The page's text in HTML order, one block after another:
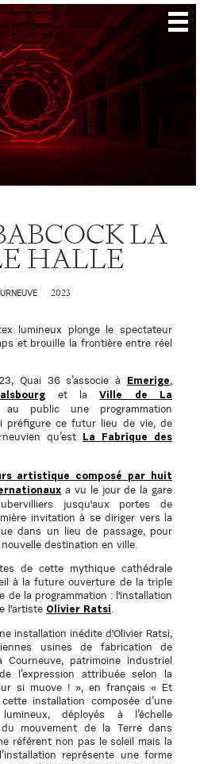
LA
HALLE
2023
lumineux plonge le spectateur
et brouille la frontière entre réel
Quai 36 s’associe à
Emerige,
et laVille de La
public une programmation
préfigure ce futur lieu de vie, de
qu’est
La Fabrique des
artistique composé par huit
a vu le jour de la gare
jusqu'aux portes de
invitation à se diriger vers la
dans un lieu de passage, pour
destination en ville.
de cette mythique cathédrale
à la future ouverture de la triple
de la programmation : l'installation
l'artiste Olivier Ratsi
installation inédite d'Olivier Ratsi,
usines de fabrication de
Courneuve, patrimoine industriel
l’expression attribuée selon la
si muove ! », en français « Et
installation composée d’une
déployés à l’échelle
du mouvement de la Terre dans
référent non pas le soleil mais la
représente une forme